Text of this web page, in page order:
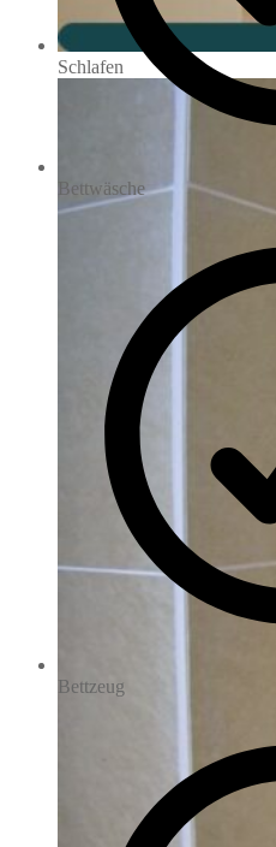
Schlafen
Bettwäsche
Bettzeug